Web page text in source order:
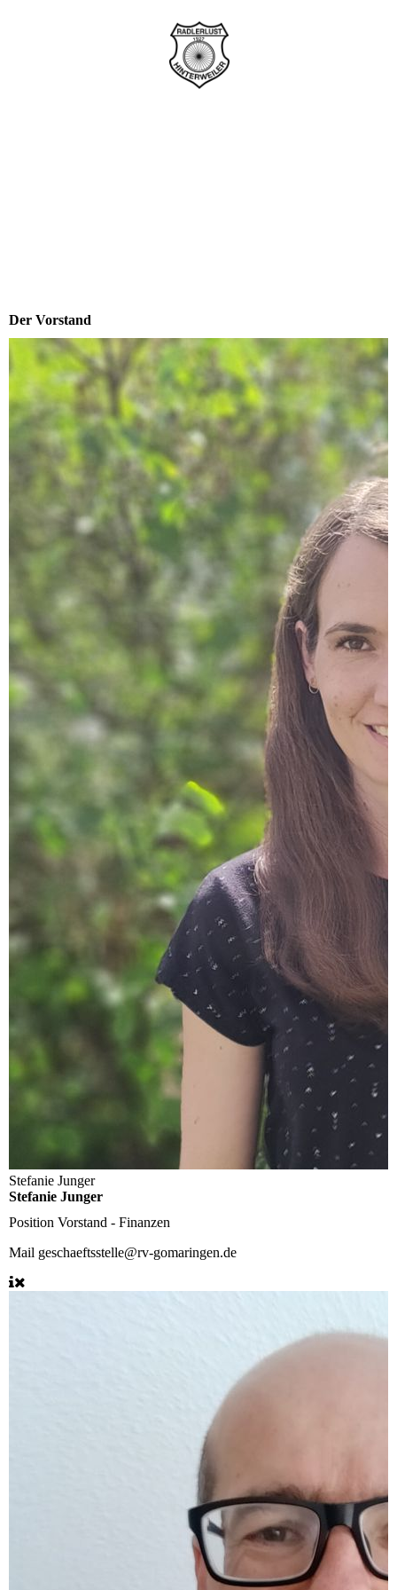
Der Vorstand
Stefanie Junger
Stefanie Junger
Position Vorstand - Finanzen
Mail geschaeftsstelle@rv-gomaringen.de